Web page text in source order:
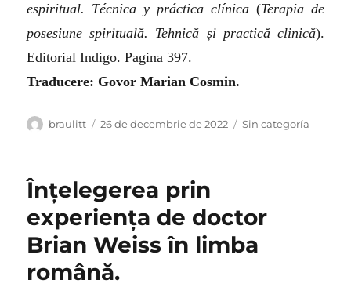
espiritual. Técnica y práctica clínica(Terapia de
posesiune spirituală. Tehnică și practică clinică).
Editorial Indigo. Pagina 397.
Traducere: Govor Marian Cosmin.
Autor
braulitt
Publicat
26 de decembrie de 2022 Categorii
Sin categoría
Înțelegerea prin
experiența de doctor
Brian Weiss în limba
română.